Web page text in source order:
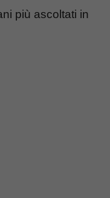
più ascoltati in